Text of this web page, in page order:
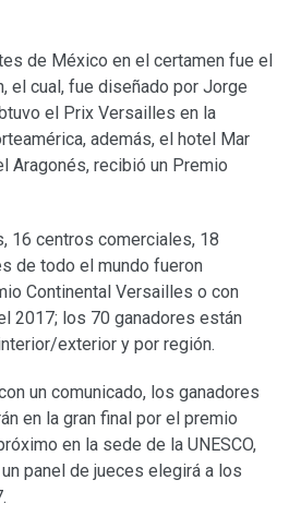
de México en el certamen fue el
el cual, fue diseñado por Jorge
el Prix Versailles en la
además, el hotel Mar
Aragonés, recibió un Premio
16 centros comerciales, 18
de todo el mundo fueron
Continental Versailles o con
2017; los 70 ganadores están
exterior y por región.
un comunicado, los ganadores
en la gran final por el premio
en la sede de la UNESCO,
panel de jueces elegirá a los